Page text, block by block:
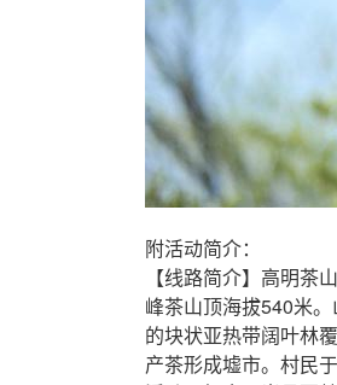
附活动简介：
【线路简介】高明
峰茶山顶海拔540米
的块状亚热带阔叶林
产茶形成墟市。村民